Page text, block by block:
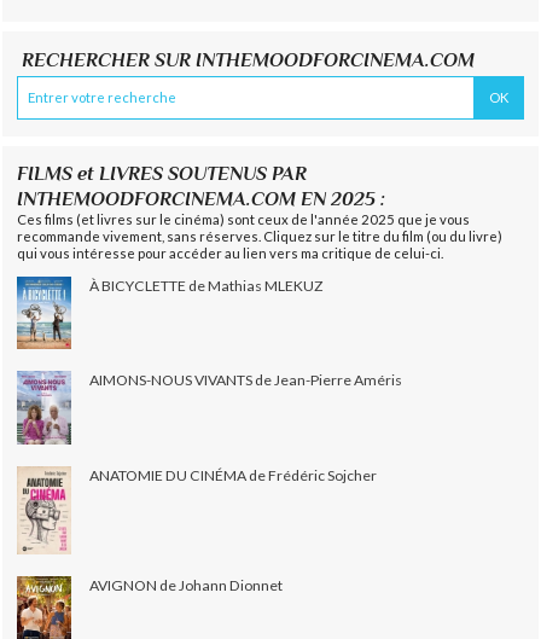
RECHERCHER SUR INTHEMOODFORCINEMA.COM
FILMS et LIVRES SOUTENUS PAR
INTHEMOODFORCINEMA.COM EN 2025 :
Ces films (et livres sur le cinéma) sont ceux de l'année 2025 que je vous
recommande vivement, sans réserves. Cliquez sur le titre du film (ou du livre)
qui vous intéresse pour accéder au lien vers ma critique de celui-ci.
À BICYCLETTE de Mathias MLEKUZ
AIMONS-NOUS VIVANTS de Jean-Pierre Améris
ANATOMIE DU CINÉMA de Frédéric Sojcher
AVIGNON de Johann Dionnet